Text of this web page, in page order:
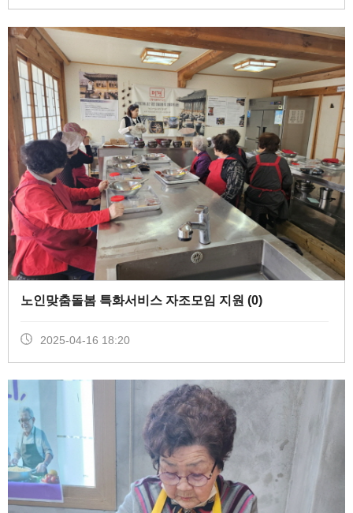
노인맞춤돌봄 특화서비스 자조모임 지원 (0)
2025-04-16 18:20